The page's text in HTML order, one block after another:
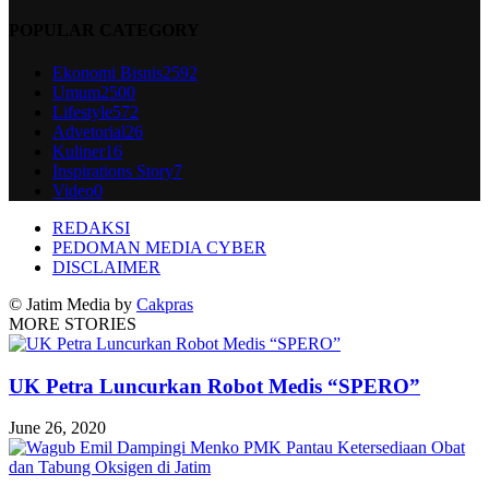
Ekonomi Bisnis2592
Umum2500
Lifestyle572
Advetorial26
Kuliner16
Inspirations Story7
Video0
REDAKSI
PEDOMAN MEDIA CYBER
DISCLAIMER
© Jatim Media by Cakpras
MORE STORIES
UK Petra Luncurkan Robot Medis “SPERO”
June 26, 2020